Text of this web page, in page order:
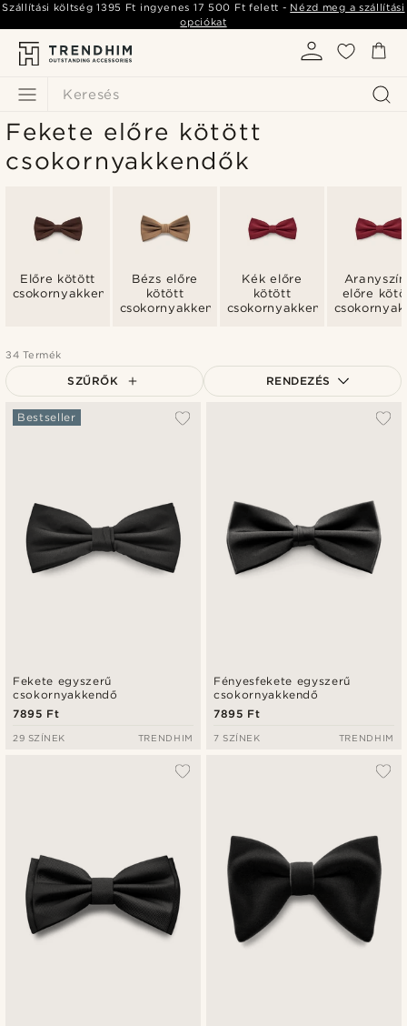
Keresés
Szállítási költség1395 Ft ingyenes 17 500 Ft felett - Nézd meg a szállítási
opciókat
Fekete előre kötött
csokornyakkendők
Előre kötött
csokornyakkendők
Bézs előre
kötött
csokornyakkendők
Kék előre
kötött
csokornyakkendők
előre
34 Termék
SZŰRŐK RENDEZÉS
Fekete egyszerű
csokornyakkendő
Bestseller
7895 Ft
29 SZÍNEK TRENDHIM
Fényesfekete egyszerű
csokornyakkendő
7895 Ft
7 SZÍNEK TRENDHIM